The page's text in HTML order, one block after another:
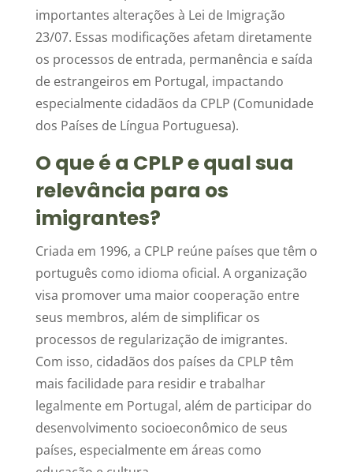
importantes alterações à Lei de Imigração
23/07. Essas modificações afetam diretamente
os processos de entrada, permanência e saída
de estrangeiros em Portugal, impactando
especialmente cidadãos da CPLP (Comunidade
dos Países de Língua Portuguesa).
O que é a CPLP e qual sua
relevância para os
imigrantes?
Criada em 1996, a CPLP reúne países que têm o
português como idioma oficial. A organização
visa promover uma maior cooperação entre
seus membros, além de simplificar os
processos de regularização de imigrantes.
Com isso, cidadãos dos países da CPLP têm
mais facilidade para residir e trabalhar
legalmente em Portugal, além de participar do
desenvolvimento socioeconômico de seus
países, especialmente em áreas como